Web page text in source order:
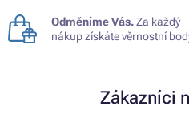
Odměníme Vás.Za každý
nákup získáte věrnostní
Zákazníci